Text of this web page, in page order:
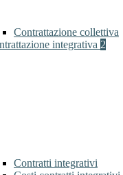
Contrattazione collettiva
integrativa 2
Contratti integrativi